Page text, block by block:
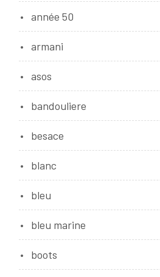
année 50
armani
asos
bandouliere
besace
blanc
bleu
bleu marine
boots